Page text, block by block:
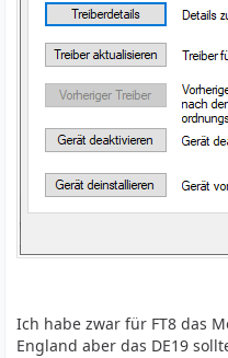
Ich habe zwar für FT8 das
England aber das DE19